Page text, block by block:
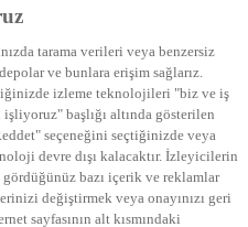
tarama verileri veya benzersiz
ve bunlara erişim sağlarız.
izleme teknolojileri "biz ve iş
başlığı altında gösterilen
seçeneğini seçtiğinizde veya
devre dışı kalacaktır. İzleyicilerin
gördüğünüz bazı içerik ve reklamlar
değiştirmek veya onayınızı geri
sayfasının alt kısmındaki